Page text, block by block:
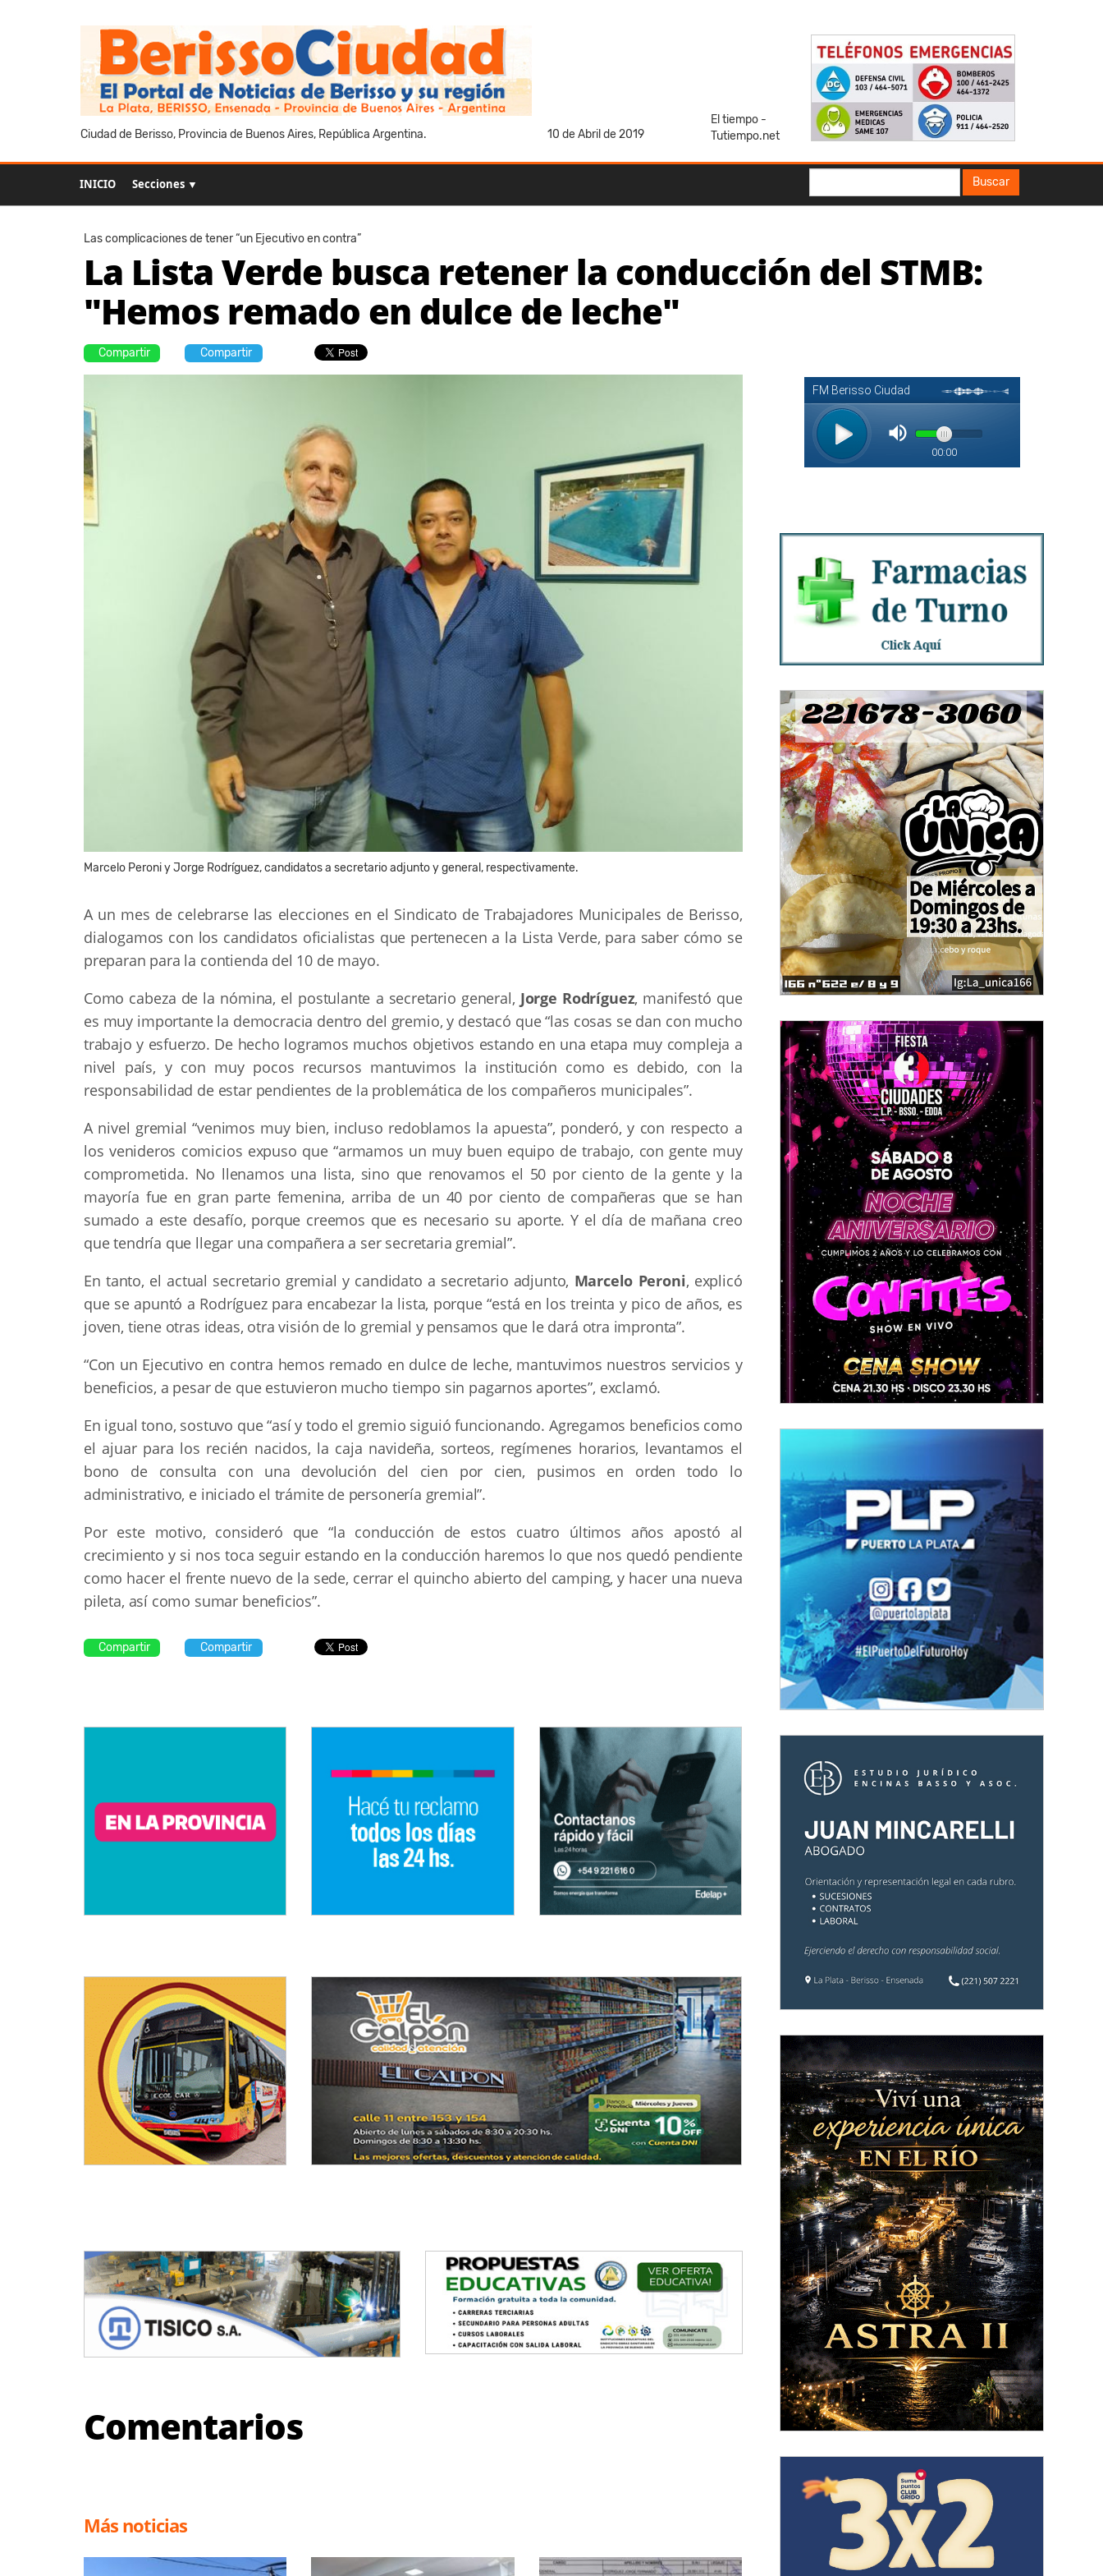
Ciudad de Berisso, Provincia de Buenos Aires, República Argentina. 10 de Abril de 2019
El tiempo -
Tutiempo.net
INICIO Secciones ▼ Buscar
Las complicaciones de tener “un Ejecutivo en contra”
La Lista Verde busca retener la conducción del STMB:
"Hemos remado en dulce de leche"
Compartir Compartir
Marcelo Peroni y Jorge Rodríguez, candidatos a secretario adjunto y general, respectivamente.
A un mes de celebrarse las elecciones en el Sindicato de Trabajadores Municipales de Berisso,
dialogamos con los candidatos oficialistas que pertenecen a la Lista Verde, para saber cómo se
preparan para la contienda del 10 de mayo.
Como cabeza de la nómina, el postulante a secretario general, Jorge Rodríguez, manifestó que
es muy importante la democracia dentro del gremio, y destacó que “las cosas se dan con mucho
trabajo y esfuerzo. De hecho logramos muchos objetivos estando en una etapa muy compleja a
nivel país, y con muy pocos recursos mantuvimos la institución como es debido, con la
responsabilidad de estar pendientes de la problemática de los compañeros municipales”.
A nivel gremial “venimos muy bien, incluso redoblamos la apuesta”, ponderó, y con respecto a
los venideros comicios expuso que “armamos un muy buen equipo de trabajo, con gente muy
comprometida. No llenamos una lista, sino que renovamos el 50 por ciento de la gente y la
mayoría fue en gran parte femenina, arriba de un 40 por ciento de compañeras que se han
sumado a este desafío, porque creemos que es necesario su aporte. Y el día de mañana creo
que tendría que llegar una compañera a ser secretaria gremial”.
En tanto, el actual secretario gremial y candidato a secretario adjunto, Marcelo Peroni, explicó
que se apuntó a Rodríguez para encabezar la lista, porque “está en los treinta y pico de años, es
joven, tiene otras ideas, otra visión de lo gremial y pensamos que le dará otra impronta”.
“Con un Ejecutivo en contra hemos remado en dulce de leche, mantuvimos nuestros servicios y
beneficios, a pesar de que estuvieron mucho tiempo sin pagarnos aportes”, exclamó.
En igual tono, sostuvo que “así y todo el gremio siguió funcionando. Agregamos beneficios como
el ajuar para los recién nacidos, la caja navideña, sorteos, regímenes horarios, levantamos el
bono de consulta con una devolución del cien por cien, pusimos en orden todo lo
administrativo, e iniciado el trámite de personería gremial”.
Por este motivo, consideró que “la conducción de estos cuatro últimos años apostó al
crecimiento y si nos toca seguir estando en la conducción haremos lo que nos quedó pendiente
como hacer el frente nuevo de la sede, cerrar el quincho abierto del camping, y hacer una nueva
pileta, así como sumar beneficios”.
Compartir Compartir
Comentarios
Más noticias